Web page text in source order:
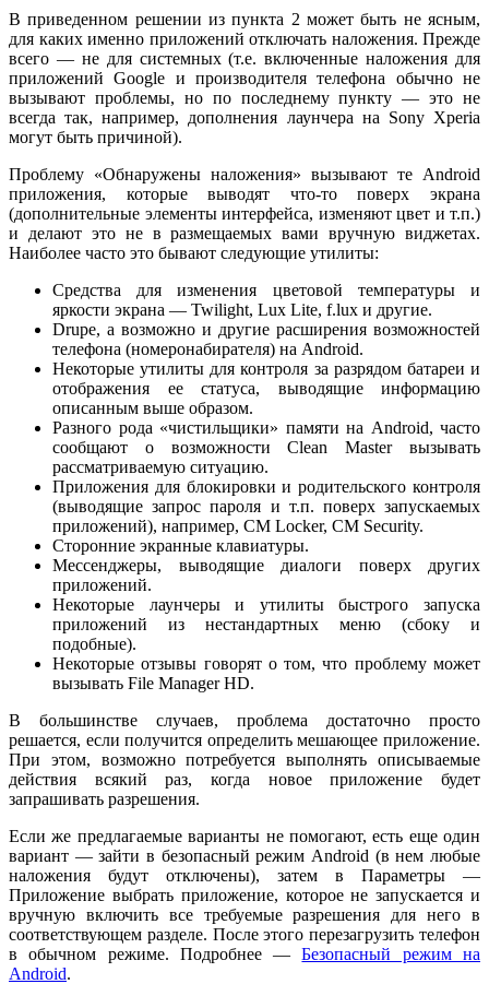
В приведенном решении из пункта 2 может быть не ясным,
для каких именно приложений отключать наложения. Прежде
всего — не для системных (т.е. включенные наложения для
приложений Google и производителя телефона обычно не
вызывают проблемы, но по последнему пункту — это не
всегда так, например, дополнения лаунчера на Sony Xperia
могут быть причиной).
Проблему «Обнаружены наложения» вызывают те Android
приложения, которые выводят что-то поверх экрана
(дополнительные элементы интерфейса, изменяют цвет и т.п.)
и делают это не в размещаемых вами вручную виджетах.
Наиболее часто это бывают следующие утилиты:
Средства для изменения цветовой температуры и
яркости экрана — Twilight, Lux Lite, f.lux и другие.
Drupe, а возможно и другие расширения возможностей
телефона (номеронабирателя) на Android.
Некоторые утилиты для контроля за разрядом батареи и
отображения ее статуса, выводящие информацию
описанным выше образом.
Разного рода «чистильщики» памяти на Android, часто
сообщают о возможности Clean Master вызывать
рассматриваемую ситуацию.
Приложения для блокировки и родительского контроля
(выводящие запрос пароля и т.п. поверх запускаемых
приложений), например, CM Locker, CM Security.
Сторонние экранные клавиатуры.
Мессенджеры, выводящие диалоги поверх других
приложений.
Некоторые лаунчеры и утилиты быстрого запуска
приложений из нестандартных меню (сбоку и
подобные).
Некоторые отзывы говорят о том, что проблему может
вызывать File Manager HD.
В большинстве случаев, проблема достаточно просто
решается, если получится определить мешающее приложение.
При этом, возможно потребуется выполнять описываемые
действия всякий раз, когда новое приложение будет
запрашивать разрешения.
Если же предлагаемые варианты не помогают, есть еще один
вариант — зайти в безопасный режим Android (в нем любые
наложения будут отключены), затем в Параметры —
Приложение выбрать приложение, которое не запускается и
вручную включить все требуемые разрешения для него в
соответствующем разделе. После этого перезагрузить телефон
в обычном режиме. Подробнее —Безопасный режим на
Android.